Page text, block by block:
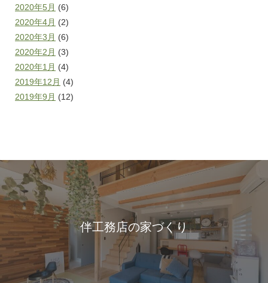
2020年5月 (6)
2020年4月 (2)
2020年3月 (6)
2020年2月 (3)
2020年1月 (4)
2019年12月 (4)
2019年9月 (12)
伴工務店の家づくり